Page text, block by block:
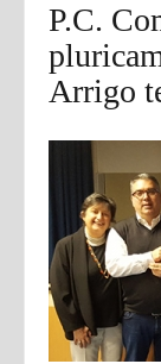
P.C.
Arrigo